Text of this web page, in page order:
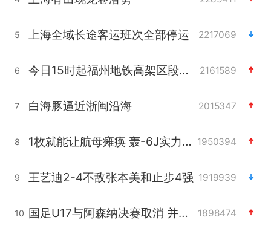
5 上海全域长途客运班次全部停运 2217069
6 今日15时起福州地铁高架区段停运 2161589
7 白海豚逼近浙闽沿海 2015347
8 1枚就能让航母瘫痪 轰-6J实力有多强 1950394
9 王艺迪2-4不敌张本美和止步4强 1919939
10 国足U17与阿森纳决赛取消 并列冠军 1898474